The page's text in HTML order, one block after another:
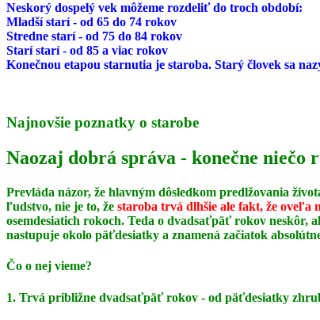
Neskorý dospelý vek môžeme rozdeliť do troch období:
Mladší starí - od 65 do 74 rokov
Stredne starí - od 75 do 84 rokov
Starí starí - od 85 a viac rokov
Konečnou etapou starnutia je staroba. Starý človek sa
Najnovšie poznatky o starobe
Naozaj dobrá správa - konečne niečo
Prevláda názor, že hlavným dôsledkom predlžovania
ľudstvo, nie je to, že staroba trvá dlhšie ale fakt, že oveľa
osemdesiatich rokoch. Teda o dvadsaťpäť rokov neskôr,
nastupuje okolo päťdesiatky a znamená začiatok
Čo o nej vieme?
1. Trvá približne dvadsaťpäť rokov - od päťdesiatky